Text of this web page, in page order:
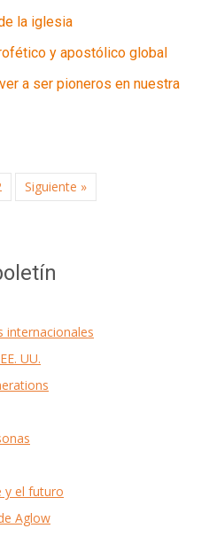
la iglesia
y apostólico global
a ser pioneros en nuestra
Siguiente »
internacionales
UU.
y el futuro
Aglow